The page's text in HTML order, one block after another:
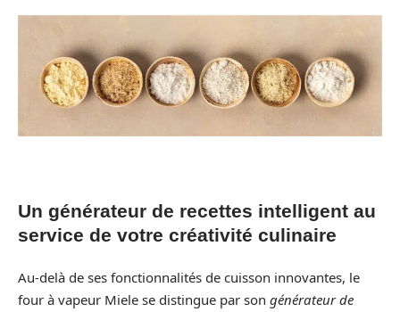
Un générateur de recettes intelligent au
service de votre créativité culinaire
Au-delà de ses fonctionnalités de cuisson innovantes, le
four à vapeur Miele se distingue par son générateur de